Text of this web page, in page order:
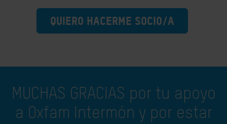
QUIERO HACERME SOCIO/A
MUCHAS GRACIAS por tu apoyo
a Oxfam Intermón y por estar